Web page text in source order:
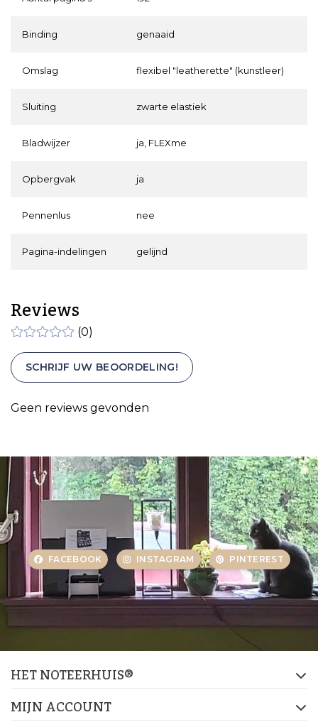
Binding genaaid
Omslag flexibel "leatherette" (kunstleer)
Sluiting zwarte elastiek
Bladwijzer ja, FLEXme
Opbergvak ja
Pennenlus nee
Pagina-indelingen gelijnd
Reviews
(0)
SCHRIJF UW BEOORDELING!
Geen reviews gevonden
FACEBOOK INSTAGRAM PINTEREST
HET NOTEERHUIS®
MIJN ACCOUNT